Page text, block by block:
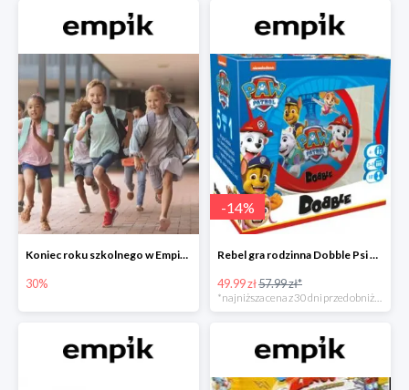
Koniec roku szkolnego w Empiku - prezenty dla dzieci i nauczycieli do -30%
30%
-14%
Rebel gra rodzinna Dobble Psi Patrol w Empiku Premium
49.99 zł57.99 zł*